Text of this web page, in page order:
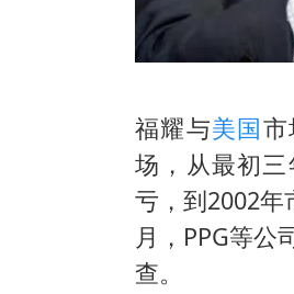
福耀与美国
场，从最初
亏，到2002年
月，PPG等公
查。